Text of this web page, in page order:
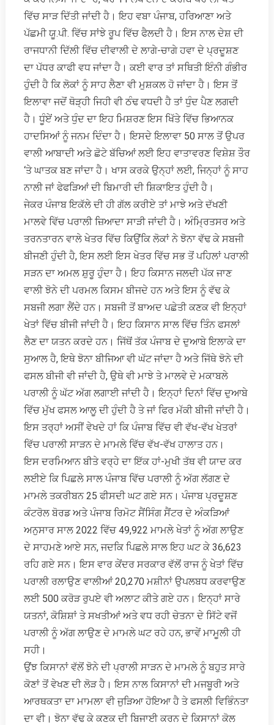
ਵਿੱਚ ਸਾੜ ਦਿੱਤੀ ਜਾਂਦੀ ਹੈ। ਇਹ ਵਬਾ ਪੰਜਾਬ, ਹਰਿਆਣਾ ਅਤੇ
ਪੱਛਮੀ ਯੂ.ਪੀ. ਵਿੱਚ ਸਾਂਝੇ ਰੂਪ ਵਿੱਚ ਫੈਲਦੀ ਹੈ। ਇਸ ਨਾਲ ਦੇਸ਼ ਦੀ
ਰਾਜਧਾਨੀ ਦਿੱਲੀ ਵਿੱਚ ਦੀਵਾਲੀ ਦੇ ਲਾਗੇ-ਚਾਗੇ ਹਵਾ ਦੇ ਪ੍ਰਦੂਸ਼ਣ
ਦਾ ਪੱਧਰ ਕਾਫੀ ਵਧ ਜਾਂਦਾ ਹੈ। ਕਈ ਵਾਰ ਤਾਂ ਸਥਿਤੀ ਇੰਨੀ ਗੰਭੀਰ
ਹੁੰਦੀ ਹੈ ਕਿ ਲੋਕਾਂ ਨੂੰ ਸਾਹ ਲੈਣਾ ਵੀ ਮੁਸ਼ਕਲ ਹੋ ਜਾਂਦਾ ਹੈ। ਇਸ ਤੋਂ
ਇਲਾਵਾ ਜਦੋਂ ਥੋੜ੍ਹੀ ਜਿਹੀ ਵੀ ਠੰਢ ਵਧਦੀ ਹੈ ਤਾਂ ਧੁੰਦ ਪੈਣ ਲਗਦੀ
ਹੈ। ਧੂੰਏਂ ਅਤੇ ਧੁੰਦ ਦਾ ਇਹ ਮਿਸ਼ਰਣ ਇਸ ਖਿੱਤੇ ਵਿੱਚ ਭਿਆਨਕ
ਹਾਦਸਿਆਂ ਨੂੰ ਜਨਮ ਦਿੰਦਾ ਹੈ। ਇਸਦੇ ਇਲਾਵਾ 50 ਸਾਲ ਤੋਂ ਉਪਰ
ਵਾਲੀ ਆਬਾਦੀ ਅਤੇ ਛੋਟੇ ਬੱਚਿਆਂ ਲਈ ਇਹ ਵਾਤਾਵਰਣ ਵਿਸ਼ੇਸ਼ ਤੌਰ
‘ਤੇ ਘਾਤਕ ਬਣ ਜਾਂਦਾ ਹੈ। ਖਾਸ ਕਰਕੇ ਉਨ੍ਹਾਂ ਲਈ, ਜਿਨ੍ਹਾਂ ਨੂੰ ਸਾਹ
ਨਾਲੀ ਜਾਂ ਫੇਫੜਿਆਂ ਦੀ ਬਿਮਾਰੀ ਦੀ ਸ਼ਿਕਾਇਤ ਹੁੰਦੀ ਹੈ।
ਜੇਕਰ ਪੰਜਾਬ ਇਕੱਲੇ ਦੀ ਹੀ ਗੱਲ ਕਰੀਏ ਤਾਂ ਮਾਝੇ ਅਤੇ ਦੱਖਣੀ
ਮਾਲਵੇ ਵਿੱਚ ਪਰਾਲੀ ਜ਼ਿਆਦਾ ਸਾੜੀ ਜਾਂਦੀ ਹੈ। ਅੰਮ੍ਰਿਤਸਰ ਅਤੇ
ਤਰਨਤਾਰਨ ਵਾਲੇ ਖੇਤਰ ਵਿੱਚ ਕਿਉਂਕਿ ਲੋਕਾਂ ਨੇ ਝੋਨਾ ਵੱਢ ਕੇ ਸਬਜੀ
ਬੀਜਣੀ ਹੁੰਦੀ ਹੈ, ਇਸ ਲਈ ਇਸ ਖੇਤਰ ਵਿੱਚ ਸਭ ਤੋਂ ਪਹਿਲਾਂ ਪਰਾਲੀ
ਸੜਨ ਦਾ ਅਮਲ ਸ਼ੁਰੂ ਹੁੰਦਾ ਹੈ। ਇਹ ਕਿਸਾਨ ਜਲਦੀ ਪੱਕ ਜਾਣ
ਵਾਲੀ ਝੋਨੇ ਦੀ ਪਰਮਲ ਕਿਸਮ ਬੀਜਦੇ ਹਨ ਅਤੇ ਇਸ ਨੂੰ ਵੱਢ ਕੇ
ਸਬਜੀ ਲਗਾ ਲੈਂਦੇ ਹਨ। ਸਬਜੀ ਤੋਂ ਬਾਅਦ ਪਛੇਤੀ ਕਣਕ ਵੀ ਇਨ੍ਹਾਂ
ਖੇਤਾਂ ਵਿੱਚ ਬੀਜੀ ਜਾਂਦੀ ਹੈ। ਇਹ ਕਿਸਾਨ ਸਾਲ ਵਿੱਚ ਤਿੰਨ ਫਸਲਾਂ
ਲੈਣ ਦਾ ਯਤਨ ਕਰਦੇ ਹਨ। ਜਿੱਥੋਂ ਤੱਕ ਪੰਜਾਬ ਦੇ ਦੁਆਬੇ ਇਲਾਕੇ ਦਾ
ਸੁਆਲ ਹੈ, ਇਥੇ ਝੋਨਾ ਬੀਜਿਆ ਵੀ ਘੱਟ ਜਾਂਦਾ ਹੈ ਅਤੇ ਜਿੱਥੇ ਝੋਨੇ ਦੀ
ਫਸਲ ਬੀਜੀ ਵੀ ਜਾਂਦੀ ਹੈ, ਉਥੇ ਵੀ ਮਾਝੇ ਤੇ ਮਾਲਵੇ ਦੇ ਮਕਾਬਲੇ
ਪਰਾਲੀ ਨੂੰ ਘੱਟ ਅੱਗ ਲਗਾਈ ਜਾਂਦੀ ਹੈ। ਇਨ੍ਹਾਂ ਦਿਨਾਂ ਵਿੱਚ ਦੁਆਬੇ
ਵਿੱਚ ਮੁੱਖ ਫਸਲ ਆਲੂ ਦੀ ਹੁੰਦੀ ਹੈ ਤੇ ਜਾਂ ਫਿਰ ਮੱਕੀ ਬੀਜੀ ਜਾਂਦੀ ਹੈ।
ਇਸ ਤਰ੍ਹਾਂ ਅਸੀਂ ਵੇਖਦੇ ਹਾਂ ਕਿ ਪੰਜਾਬ ਵਿੱਚ ਵੀ ਵੱਖ-ਵੱਖ ਖੇਤਰਾਂ
ਵਿੱਚ ਪਰਾਲੀ ਸਾੜਨ ਦੇ ਮਾਮਲੇ ਵਿੱਚ ਵੱਖ-ਵੱਖ ਹਾਲਾਤ ਹਨ।
ਇਸ ਦਰਮਿਆਨ ਬੀਤੇ ਵਰ੍ਹੇ ਦਾ ਇੱਕ ਹਾਂ-ਮੁਖੀ ਤੱਥ ਵੀ ਯਾਦ ਕਰ
ਲਈਏ ਕਿ ਪਿਛਲੇ ਸਾਲ ਪੰਜਾਬ ਵਿੱਚ ਪਰਾਲੀ ਨੂੰ ਅੱਗ ਲੱਗਣ ਦੇ
ਮਾਮਲੇ ਤਕਰੀਬਨ 25 ਫੀਸਦੀ ਘਟ ਗਏ ਸਨ। ਪੰਜਾਬ ਪ੍ਰਦੂਸ਼ਣ
ਕੰਟਰੋਲ ਬੋਰਡ ਅਤੇ ਪੰਜਾਬ ਰਿਮੋਟ ਸੈਂਸਿੰਗ ਸੈਂਟਰ ਦੇ ਅੰਕੜਿਆਂ
ਅਨੁਸਾਰ ਸਾਲ 2022 ਵਿੱਚ 49,922 ਮਾਮਲੇ ਖੇਤਾਂ ਨੂੰ ਅੱਗ ਲਾਉਣ
ਦੇ ਸਾਹਮਣੇ ਆਏ ਸਨ, ਜਦਕਿ ਪਿਛਲੇ ਸਾਲ ਇਹ ਘਟ ਕੇ 36,623
ਰਹਿ ਗਏ ਸਨ। ਇਸ ਵਾਰ ਕੇਂਦਰ ਸਰਕਾਰ ਵੱਲੋਂ ਰਾਜ ਨੂੰ ਖੇਤਾਂ ਵਿੱਚ
ਪਰਾਲੀ ਰਲਾਉਣ ਵਾਲੀਆਂ 20,270 ਮਸ਼ੀਨਾਂ ਉਪਲਬਧ ਕਰਵਾਉਣ
ਲਈ 500 ਕਰੋੜ ਰੁਪਏ ਵੀ ਅਲਾਟ ਕੀਤੇ ਗਏ ਹਨ। ਇਨ੍ਹਾਂ ਸਾਰੇ
ਯਤਨਾਂ, ਕੋਸ਼ਿਸ਼ਾਂ ਤੇ ਸਖਤੀਆਂ ਅਤੇ ਵਧ ਰਹੀ ਚੇਤਨਾ ਦੇ ਸਿੱਟੇ ਵਜੋਂ
ਪਰਾਲੀ ਨੂੰ ਅੱਗ ਲਾਉਣ ਦੇ ਮਾਮਲੇ ਘਟ ਰਹੇ ਹਨ, ਭਾਵੇਂ ਮਾਮੂਲੀ ਹੀ
ਸਹੀ।
ਉਂਝ ਕਿਸਾਨਾਂ ਵੱਲੋਂ ਝੋਨੇ ਦੀ ਪ੍ਰਾਲੀ ਸਾੜਨ ਦੇ ਮਾਮਲੇ ਨੂੰ ਬਹੁਤ ਸਾਰੇ
ਕੋਣਾਂ ਤੋਂ ਵੇਖਣ ਦੀ ਲੋੜ ਹੈ। ਇਸ ਨਾਲ ਕਿਸਾਨਾਂ ਦੀ ਮਜਬੂਰੀ ਅਤੇ
ਆਰਥਕਤਾ ਦਾ ਮਾਮਲਾ ਵੀ ਜੁੜਿਆ ਹੋਇਆ ਹੈ ਤੇ ਫਸਲੀ ਵਿਭਿੰਨਤਾ
ਦਾ ਵੀ। ਝੋਨਾ ਵੱਢ ਕੇ ਕਣਕ ਦੀ ਬਿਜਾਈ ਕਰਨ ਦੇ ਕਿਸਾਨਾਂ ਕੋਲ